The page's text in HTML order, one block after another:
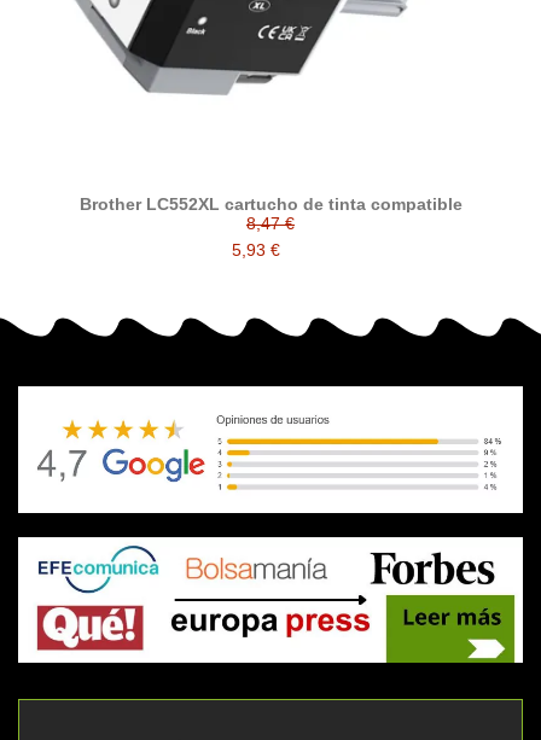
Brother LC552XL cartucho de tinta compatible
8,47 €
5,93 €